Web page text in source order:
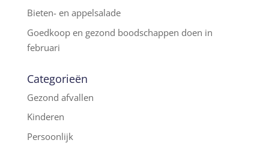
Bieten- en appelsalade
Goedkoop en gezond boodschappen doen in
februari
Categorieën
Gezond afvallen
Kinderen
Persoonlijk